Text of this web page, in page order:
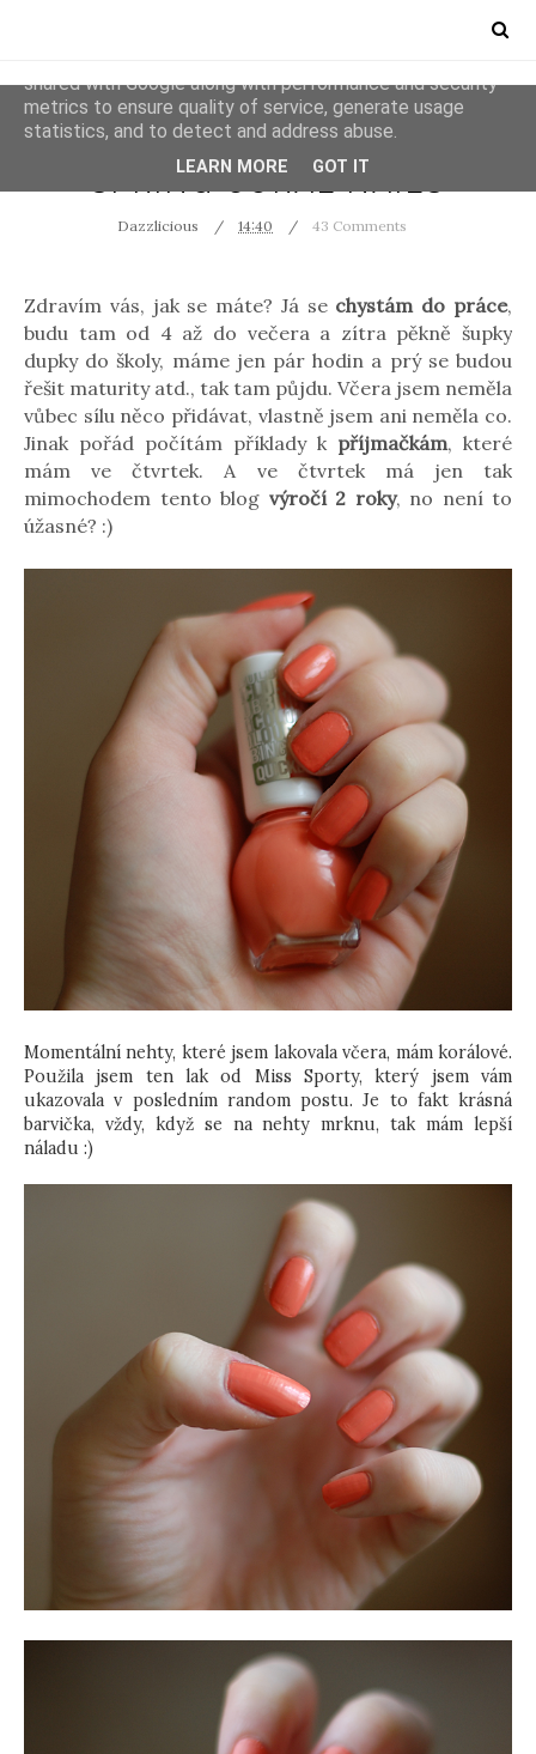
NEHTY
SPRING CORAL NAILS
Dazzlicious 14:40 43 Comments
Zdravím vás, jak se máte? Já se chystám do práce,
budu tam od 4 až do večera a zítra pěkně šupky
dupky do školy, máme jen pár hodin a prý se budou
řešit maturity atd., tak tam půjdu. Včera jsem neměla
vůbec sílu něco přidávat, vlastně jsem ani neměla co.
Jinak pořád počítám příklady k příjmačkám, které
mám ve čtvrtek. A ve čtvrtek má jen tak
mimochodem tento blog výročí 2 roky, no není to
úžasné? :)
Momentální nehty, které jsem lakovala včera, mám korálové.
Použila jsem ten lak od Miss Sporty, který jsem vám
ukazovala v posledním random postu. Je to fakt krásná
barvička, vždy, když se na nehty mrknu, tak mám lepší
náladu :)
This site uses cookies from Google to deliver its services
shared with Google along with performance and security
metrics to ensure quality of service, generate usage
statistics, and to detect and address abuse.
LEARN MORE GOT IT